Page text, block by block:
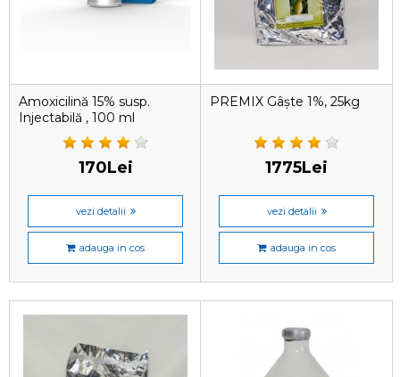
Amoxicilină 15% susp.
Injectabilă , 100 ml
170Lei
vezi detalii
adauga in cos
PREMIX Gâște 1%, 25kg
1775Lei
vezi detalii
adauga in cos